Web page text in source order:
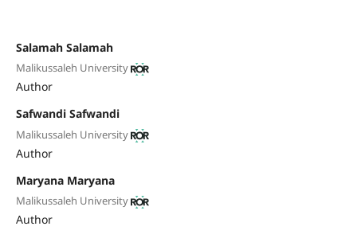
Salamah Salamah
Malikussaleh University
Author
Safwandi Safwandi
Malikussaleh University
Author
Maryana Maryana
Malikussaleh University
Author